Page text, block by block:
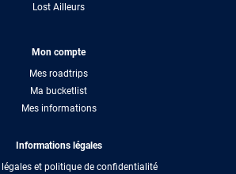
Lost Ailleurs
Mon compte
Mes roadtrips
Ma bucketlist
Mes informations
Informations légales
et politique de confidentialité